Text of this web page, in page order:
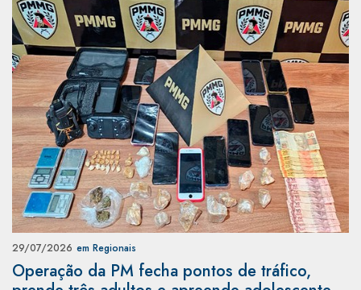
29/07/2026 em Regionais
Operação da PM fecha pontos de tráfico,